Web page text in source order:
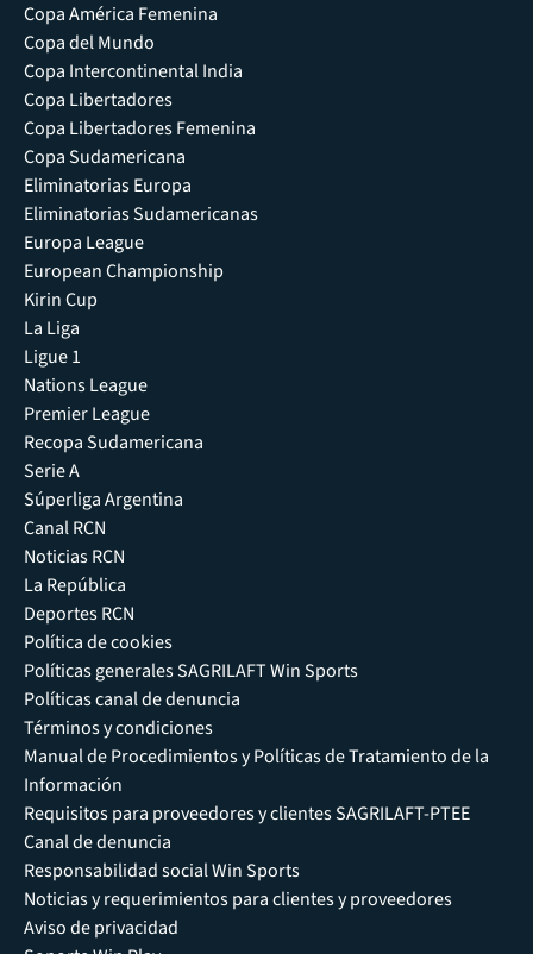
Copa América Femenina
Copa del Mundo
Copa Intercontinental India
Copa Libertadores
Copa Libertadores Femenina
Copa Sudamericana
Eliminatorias Europa
Eliminatorias Sudamericanas
Europa League
European Championship
Kirin Cup
La Liga
Ligue 1
Nations League
Premier League
Recopa Sudamericana
Serie A
Súperliga Argentina
Canal RCN
Noticias RCN
La República
Deportes RCN
Política de cookies
Políticas generales SAGRILAFT Win Sports
Políticas canal de denuncia
Términos y condiciones
Manual de Procedimientos y Políticas de Tratamiento de la
Información
Requisitos para proveedores y clientes SAGRILAFT-PTEE
Canal de denuncia
Responsabilidad social Win Sports
Noticias y requerimientos para clientes y proveedores
Aviso de privacidad